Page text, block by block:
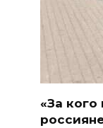
«За